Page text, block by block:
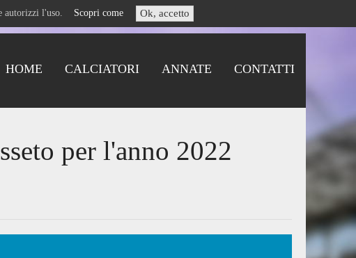
autorizzi l'uso. Scopri come Ok, accetto
HOME CALCIATORI ANNATE CONTATTI
per l'anno 2022